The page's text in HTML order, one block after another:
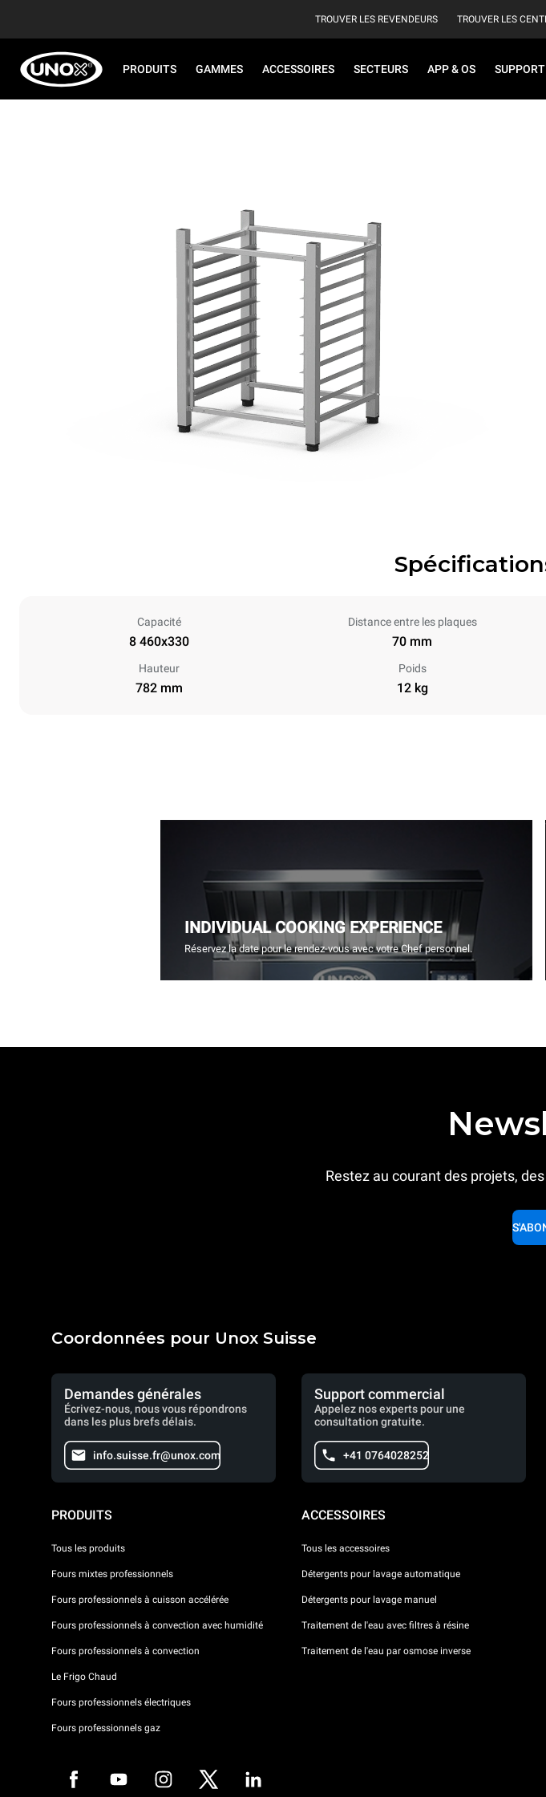
TROUVER LES REVENDEURS TROUVER LES
PRODUITS GAMMES ACCESSOIRES SECTEURS APP & OS SUPPORT
Capacité
8 460x330
Distance entre les plaques
70 mm
Hauteur
782 mm
Poids
12 kg
INDIVIDUAL COOKING EXPERIENCE
Réservez la date pour le rendez-vous avec votre Chef personnel.
Restez au courant des projets,
Coordonnées pour Unox Suisse
Demandes générales
Écrivez-nous, nous vous répondrons
dans les plus brefs délais.
info.suisse.fr@unox.com
Support commercial
Appelez nos experts pour une
consultation gratuite.
+41 0764028252
PRODUITS
Tous les produits
Fours mixtes professionnels
Fours professionnels à cuisson accélérée
Fours professionnels à convection avec humidité
Fours professionnels à convection
Le Frigo Chaud
Fours professionnels électriques
Fours professionnels gaz
ACCESSOIRES
Tous les accessoires
Détergents pour lavage automatique
Détergents pour lavage manuel
Traitement de l'eau avec filtres à résine
Traitement de l'eau par osmose inverse